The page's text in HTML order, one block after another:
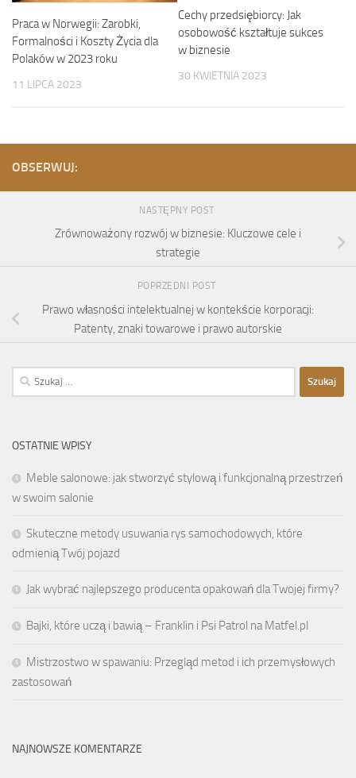
Praca w Norwegii: Zarobki,
Formalności i Koszty Życia dla
Polaków w 2023 roku
11 LIPCA 2023
Cechy przedsiębiorcy: Jak
osobowość kształtuje sukces
w biznesie
30 KWIETNIA 2023
OBSERWUJ:
NASTĘPNY POST
Zrównoważony rozwój w biznesie: Kluczowe cele i
strategie
POPRZEDNI POST
Prawo własności intelektualnej w kontekście korporacji:
Patenty, znaki towarowe i prawo autorskie
Szukaj:
OSTATNIE WPISY
Meble salonowe: jak stworzyć stylową i funkcjonalną przestrzeń
w swoim salonie
Skuteczne metody usuwania rys samochodowych, które
odmienią Twój pojazd
Jak wybrać najlepszego producenta opakowań dla Twojej firmy?
Bajki, które uczą i bawią – Franklin i Psi Patrol na Matfel.pl
Mistrzostwo w spawaniu: Przegląd metod i ich przemysłowych
zastosowań
NAJNOWSZE KOMENTARZE